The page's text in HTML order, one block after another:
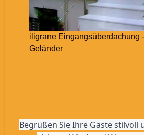
iligrane Eingangsüberdachung
Geländer
Begrüßen Sie Ihre Gäste stilvoll